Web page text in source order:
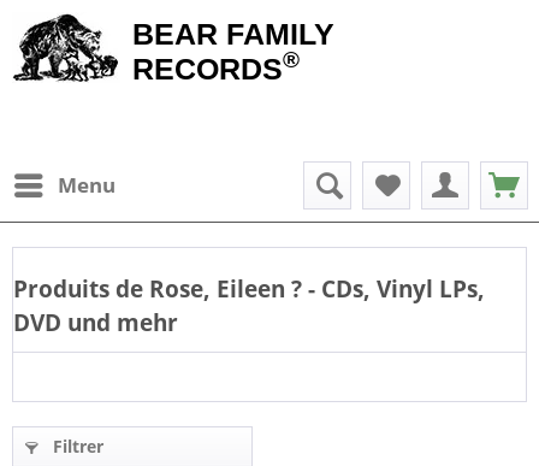
BEAR FAMILY
RECORDS®
Menu
Produits de Rose, Eileen ? - CDs, Vinyl LPs,
DVD und mehr
Filtrer